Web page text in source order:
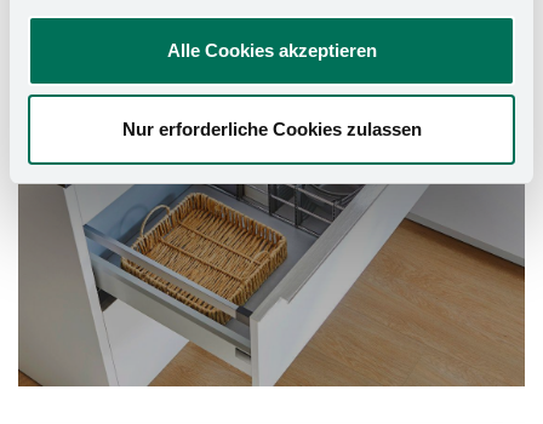
Alle Cookies akzeptieren
Nur erforderliche Cookies zulassen